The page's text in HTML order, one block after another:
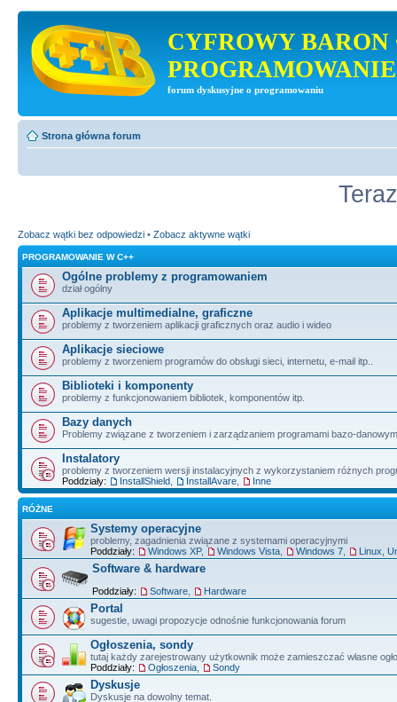
CYFROWY BARON
PROGRAMOWANIE
forum dyskusyjne o programowaniu
Strona główna forum
Zobacz wątki bez odpowiedzi • Zobacz aktywne wątki
PROGRAMOWANIE W C++
Ogólne problemy z programowaniem
dział ogólny
Aplikacje multimedialne, graficzne
problemy z tworzeniem aplikacji graficznych oraz audio i wideo
Aplikacje sieciowe
problemy z tworzeniem programów do obsługi sieci, internetu, e-mail itp..
Biblioteki i komponenty
problemy z funkcjonowaniem bibliotek, komponentów itp.
Bazy danych
Problemy związane z tworzeniem i zarządzaniem programami bazo-
Instalatory
problemy z tworzeniem wersji instalacyjnych z wykorzystaniem różnych
Poddziały:
InstallShield InstallAvare Inne
RÓŻNE
Systemy operacyjne
problemy, zagadnienia związane z systemami operacyjnymi
Poddziały:
Windows XP, Windows Vista Windows 7 Linux,
Software & hardware
Poddziały: Software Hardware
Portal
sugestie, uwagi propozycje odnośnie funkcjonowania forum
Ogłoszenia, sondy
tutaj każdy zarejestrowany użytkownik może zamieszczać własne
Poddziały:
Ogłoszenia Sondy
Dyskusje
Dyskusje na dowolny temat.